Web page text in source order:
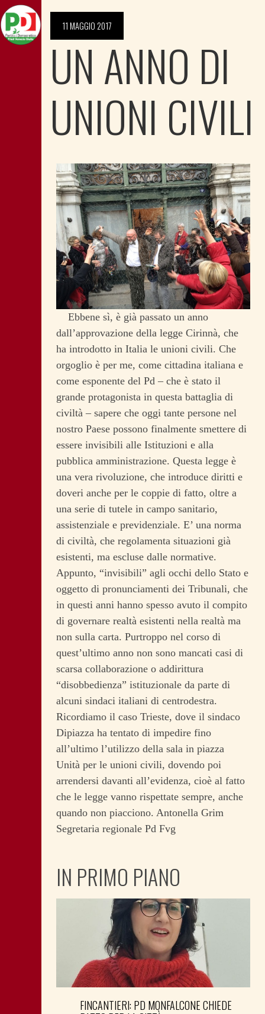
11 MAGGIO 2017
UN ANNO DI
UNIONI CIVILI
Ebbene sì, è già passato un anno
dall’approvazione della legge Cirinnà, che
ha introdotto in Italia le unioni civili. Che
orgoglio è per me, come cittadina italiana e
come esponente del Pd – che è stato il
grande protagonista in questa battaglia di
civiltà – sapere che oggi tante persone nel
nostro Paese possono finalmente smettere di
essere invisibili alle Istituzioni e alla
pubblica amministrazione. Questa legge è
una vera rivoluzione, che introduce diritti e
doveri anche per le coppie di fatto, oltre a
una serie di tutele in campo sanitario,
assistenziale e previdenziale. E’ una norma
di civiltà, che regolamenta situazioni già
esistenti, ma escluse dalle normative.
Appunto, “invisibili” agli occhi dello Stato e
oggetto di pronunciamenti dei Tribunali, che
in questi anni hanno spesso avuto il compito
di governare realtà esistenti nella realtà ma
non sulla carta. Purtroppo nel corso di
quest’ultimo anno non sono mancati casi di
scarsa collaborazione o addirittura
“disobbedienza” istituzionale da parte di
alcuni sindaci italiani di centrodestra.
Ricordiamo il caso Trieste, dove il sindaco
Dipiazza ha tentato di impedire fino
all’ultimo l’utilizzo della sala in piazza
Unità per le unioni civili, dovendo poi
arrendersi davanti all’evidenza, cioè al fatto
che le legge vanno rispettate sempre, anche
quando non piacciono. Antonella Grim
Segretaria regionale Pd Fvg
IN PRIMO PIANO
FINCANTIERI: PD MONFALCONE CHIEDE